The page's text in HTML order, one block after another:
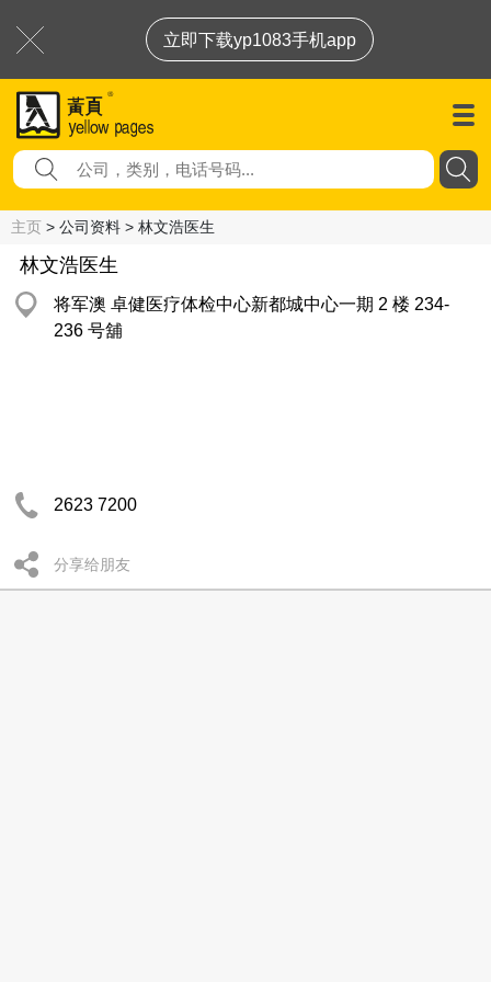
立即下载yp1083手机app
主页 > 公司资料 > 林文浩医生
林文浩医生
将军澳 卓健医疗体检中心新都城中心一期 2 楼 234-
236 号舖
2623 7200
分享给朋友